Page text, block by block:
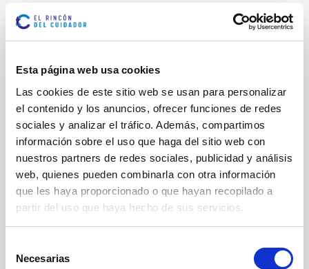
Esta página web usa cookies
Las cookies de este sitio web se usan para personalizar
el contenido y los anuncios, ofrecer funciones de redes
sociales y analizar el tráfico. Además, compartimos
información sobre el uso que haga del sitio web con
nuestros partners de redes sociales, publicidad y análisis
web, quienes pueden combinarla con otra información
que les haya proporcionado o que hayan recopilado a
partir del uso que haya hecho de sus servicios.
Necesarias
O
Nombre*
Apellidos*
Teléfono